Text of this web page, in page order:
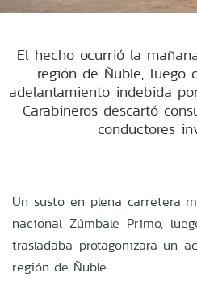
El hecho ocurrió la
región de Ñuble, luego
adelantamiento indebida
Carabineros descartó
conductores
Un susto en plena carretera
nacional Zúmbale Primo,
trasladaba protagonizara un
región de Ñuble.